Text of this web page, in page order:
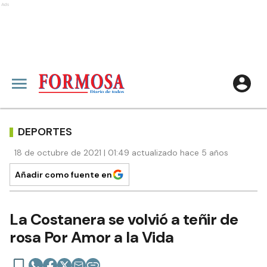
Ads
DEPORTES
18 de octubre de 2021 | 01:49 actualizado hace 5 años
Añadir como fuente en
La Costanera se volvió a teñir de
rosa Por Amor a la Vida